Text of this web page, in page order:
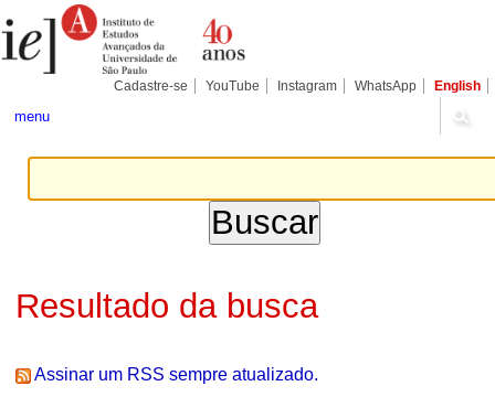
para
conteúdo.
Pessoais
Cadastre-se YouTube Instagram WhatsApp English
menu
Resultado da busca
Assinar um RSS sempre atualizado.